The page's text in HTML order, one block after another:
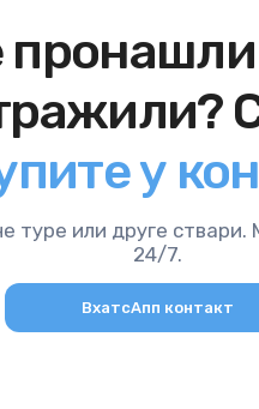
у
туре или друге
24/7.
ВхатсАпп контакт